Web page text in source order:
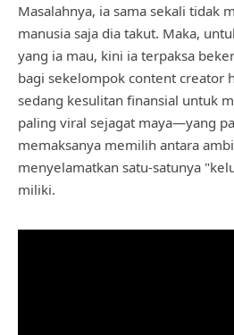
Masalahnya, ia sama sekali tidak
manusia saja dia takut. Maka,
yang ia mau, kini ia terpaksa
bagi sekelompok content creator
sedang kesulitan finansial untuk
paling viral sejagat maya—yang
memaksanya memilih antara
menyelamatkan satu-satunya
miliki.